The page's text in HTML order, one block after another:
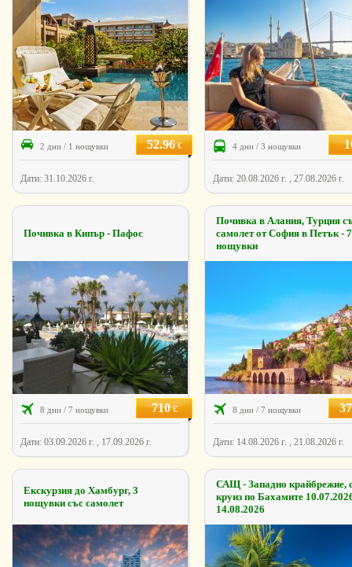
2 дни / 1 нощувки 52.96€
Дати: 31.10.2026 г.
4 дни / 3 нощувки
Дати: 20.08.2026 г. , 27.08.2026 г.
Почивка в Кипър - Пафос
8 дни / 7 нощувки 710€
Дати: 03.09.2026 г. , 17.09.2026 г.
Почивка в Алания, Турция
самолет от София в Петък - 7
нощувки
8 дни / 7 нощувки
Дати: 14.08.2026 г. , 21.08.2026 г.
Екскурзия до Хамбург, 3
нощувки със самолет
САЩ - Западно крайбрежиe,
круиз по Бахамите
14.08.2026